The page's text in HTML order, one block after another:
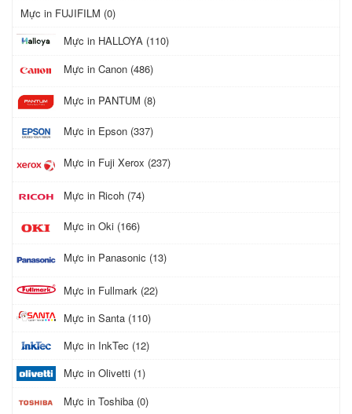
Mực in FUJIFILM (0)
Mực in HALLOYA (110)
Mực in Canon (486)
Mực in PANTUM (8)
Mực in Epson (337)
Mực in Fuji Xerox (237)
Mực in Ricoh (74)
Mực in Oki (166)
Mực in Panasonic (13)
Mực in Fullmark (22)
Mực in Santa (110)
Mực in InkTec (12)
Mực in Olivetti (1)
Mực in Toshiba (0)